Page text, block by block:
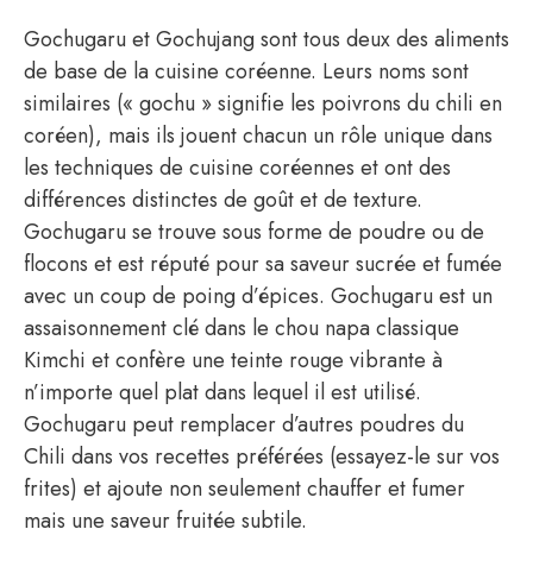
Gochugaru et Gochujang sont tous deux des aliments
de base de la cuisine coréenne. Leurs noms sont
similaires (« gochu » signifie les poivrons du chili en
coréen), mais ils jouent chacun un rôle unique dans
les techniques de cuisine coréennes et ont des
différences distinctes de goût et de texture.
Gochugaru se trouve sous forme de poudre ou de
flocons et est réputé pour sa saveur sucrée et fumée
avec un coup de poing d’épices. Gochugaru est un
assaisonnement clé dans le chou napa classique
Kimchi et confère une teinte rouge vibrante à
n’importe quel plat dans lequel il est utilisé.
Gochugaru peut remplacer d’autres poudres du
Chili dans vos recettes préférées (essayez-le sur vos
frites) et ajoute non seulement chauffer et fumer
mais une saveur fruitée subtile.